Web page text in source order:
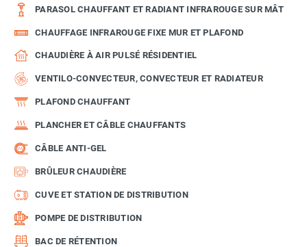
PARASOL CHAUFFANT ET RADIANT INFRAROUGE SUR MÂT
CHAUFFAGE INFRAROUGE FIXE MUR ET PLAFOND
CHAUDIÈRE À AIR PULSÉ RÉSIDENTIEL
VENTILO-CONVECTEUR, CONVECTEUR ET RADIATEUR
PLAFOND CHAUFFANT
PLANCHER ET CÂBLE CHAUFFANTS
CÂBLE ANTI-GEL
BRÛLEUR CHAUDIÈRE
CUVE ET STATION DE DISTRIBUTION
POMPE DE DISTRIBUTION
BAC DE RÉTENTION